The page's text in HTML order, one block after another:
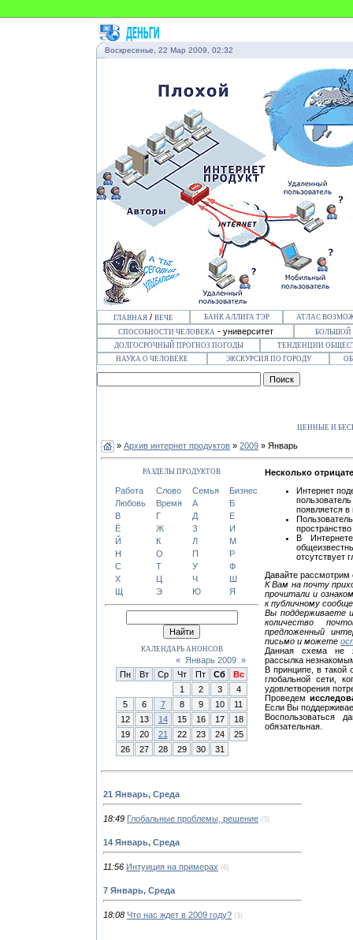
Воскресенье, 22 Мар 2009, 02:32
ГЛАВНАЯ / ВЕЧЕ БАНК АЛЛИГА ТЭР
АТЛАС
СПОСОБНОСТИ ЧЕЛОВЕКА - университет
БОЛЬШОЙ
ДОЛГОСРОЧНЫЙ ПРОГНОЗ ПОГОДЫ
ТЕНДЕНЦИИ
НАУКА О ЧЕЛОВЕКЕ
ЭКСКУРСИЯ ПО ГОРОДУ
ЦЕННЫЕ И
» Архив интернет продуктов » 2009 » Январь
РАЗДЕЛЫ ПРОДУКТОВ
Работа Слово Семья
Бизнес
Любовь
Время А
Б
В
Г Д
Е
Ё
Ж З
И
Й
К Л
М
Н
О П
Р
С
Т У
Ф
Х
Ц Ч
Ш
Щ
Э Ю Я
Несколько
Интернет
появляется в
В
отсутствует
Давайте рассмотрим
К Вам на почту
прочитали и
к публичному
Вы поддерживаете
количество
предложенный
письмо и можете
Данная схема не
рассылка
В принципе, в такой
глобальной сети,
удовлетворения
Проведем
Если Вы
Воспользоваться
обязательная.
КАЛЕНДАРЬ АНОНСОВ
« Январь 2009 »
Пн
Вт Ср Чт Пт Сб
Вс
1
2 3
4
5
6 7 8 9 10
11
12
13 14 15 16 17
18
19
20 21 22 23 24
25
26
27 28 29 30 31
21 Январь, Среда
18:49 Глобальные проблемы, решение (3)
14 Январь, Среда
11:56 Интуиция на примерах (6)
7 Январь, Среда
18:08 Что нас ждет в 2009 году? (3)